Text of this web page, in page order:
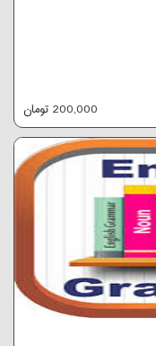
200,000 تومان